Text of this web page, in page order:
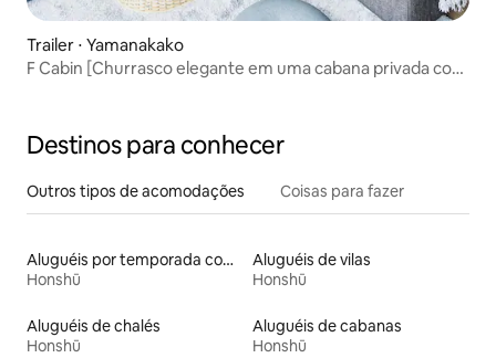
Trailer ⋅ Yamanakako
F Cabin [Churrasco elegante em uma cabana privada com
Destinos para conhecer
Outros tipos de acomodações Coisas para fazer
Aluguéis por temporada com cama de altura acessível
Honshū
Aluguéis de vilas
Honshū
Aluguéis de chalés
Honshū
Aluguéis de cabanas
Honshū